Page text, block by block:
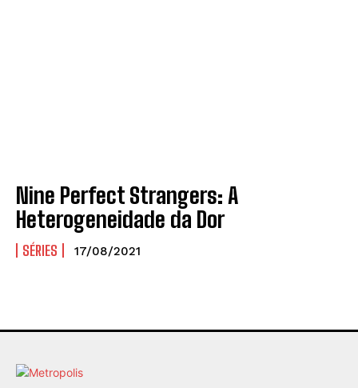
Nine Perfect Strangers: A
Heterogeneidade da Dor
SÉRIES 17/08/2021